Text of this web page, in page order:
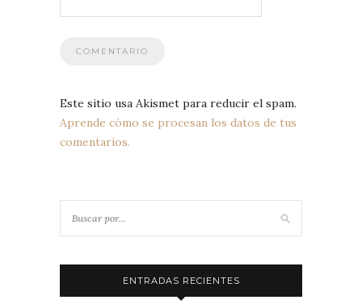
Este sitio usa Akismet para reducir el spam.
Aprende cómo se procesan los datos de tus
comentarios.
ENTRADAS RECIENTES